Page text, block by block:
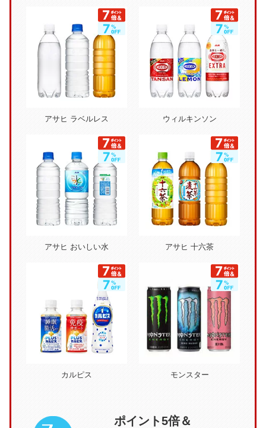
アサヒ ラベルレス ウィルキンソン
アサヒ おいしい水 アサヒ 十六茶
カルピス モンスター
ポイント5倍＆